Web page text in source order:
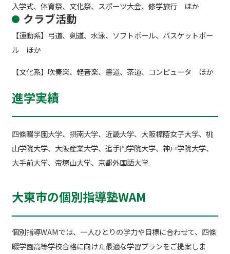
入学式、体育祭、文化祭、スポーツ大会、修学旅行 ほか
クラブ活動
【運動系】弓道、剣道、水泳、ソフトボール、バスケットボー
ル ほか
【文化系】吹奏楽、軽音楽、書道、茶道、コンピュータ ほか
進学実績
四條畷学園大学、摂南大学、近畿大学、大阪樟蔭女子大学、桃
山学院大学、大阪産業大学、追手門学院大学、神戸学院大学、
大手前大学、帝塚山大学、京都外国語大学
大東市の個別指導塾WAM
個別指導WAMでは、一人ひとりの学力や目標に合わせて、四條
畷学園高等学校合格に向けた最適な学習プランをご提案しま